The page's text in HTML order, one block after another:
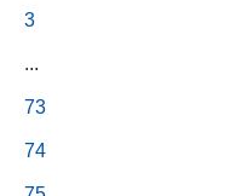
3
...
73
74